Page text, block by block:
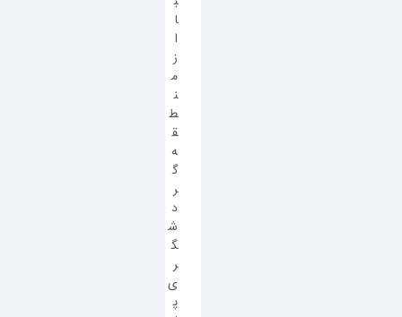
ا
ا
ز
م
ن
ط
ق
ه
گ
ر
د
ش
گ
ر
ی
پ